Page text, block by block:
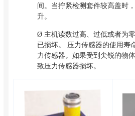
间。当拧紧检测套件较高盖时
升。
Ø 主机读数过高、过低或者为
已损坏。 压力传感器的使用寿
力传感器。如果受到尖锐的物
致压力传感器损坏。